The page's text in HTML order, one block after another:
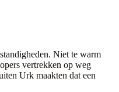
Niet te warm
vertrekken op weg
Urk maakten dat een